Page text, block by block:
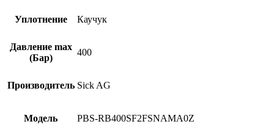
Уплотнение Каучук
Давление max
(Бар)
400
Производитель Sick AG
Модель PBS-RB400SF2FSNAMA0Z